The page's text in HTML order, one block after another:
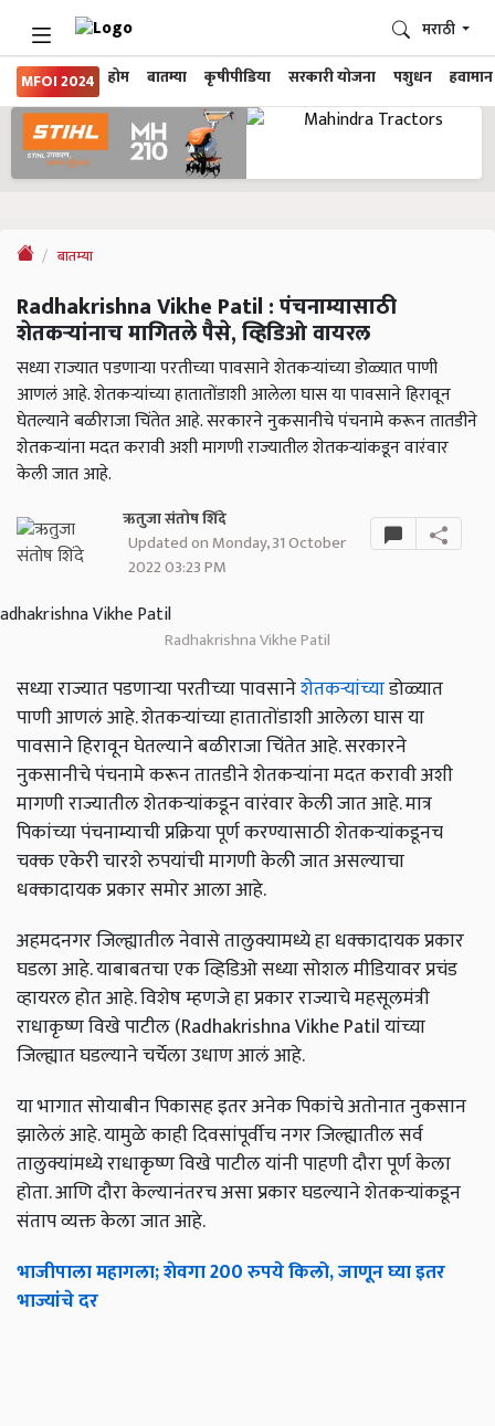
MFOI 2024 होम बातम्या कृषीपीडिया सरकारी योजना पशुधन हवामान
मराठी
बातम्या
Radhakrishna Vikhe Patil : पंचनाम्यासाठी
शेतकऱ्यांनाच मागितले पैसे, व्हिडिओ वायरल
सध्या राज्यात पडणाऱ्या परतीच्या पावसाने शेतकऱ्यांच्या डोळ्यात पाणी
आणलं आहे. शेतकऱ्यांच्या हातातोंडाशी आलेला घास या पावसाने हिरावून
घेतल्याने बळीराजा चिंतेत आहे. सरकारने नुकसानीचे पंचनामे करून तातडीने
शेतकऱ्यांना मदत करावी अशी मागणी राज्यातील शेतकऱ्यांकडून वारंवार
केली जात आहे.
ऋतुजा संतोष शिंदे
Updated on Monday, 31 October
2022 03:23 PM
Radhakrishna Vikhe Patil
सध्या राज्यात पडणाऱ्या परतीच्या पावसानेशेतकऱ्यांच्याडोळ्यात
पाणी आणलं आहे. शेतकऱ्यांच्या हातातोंडाशी आलेला घास या
पावसाने हिरावून घेतल्याने बळीराजा चिंतेत आहे. सरकारने
नुकसानीचे पंचनामे करून तातडीने शेतकऱ्यांना मदत करावी अशी
मागणी राज्यातील शेतकऱ्यांकडून वारंवार केली जात आहे. मात्र
पिकांच्या पंचनाम्याची प्रक्रिया पूर्ण करण्यासाठी शेतकऱ्यांकडूनच
चक्क एकेरी चारशे रुपयांची मागणी केली जात असल्याचा
धक्कादायक प्रकार समोर आला आहे.
अहमदनगर जिल्ह्यातील नेवासे तालुक्यामध्ये हा धक्कादायक प्रकार
घडला आहे. याबाबतचा एक व्हिडिओ सध्या सोशल मीडियावर प्रचंड
व्हायरल होत आहे. विशेष म्हणजे हा प्रकार राज्याचे महसूलमंत्री
राधाकृष्ण विखे पाटील (Radhakrishna Vikhe Patil यांच्या
जिल्ह्यात घडल्याने चर्चेला उधाण आलं आहे.
या भागात सोयाबीन पिकासह इतर अनेक पिकांचे अतोनात नुकसान
झालेलं आहे. यामुळे काही दिवसांपूर्वीच नगर जिल्ह्यातील सर्व
तालुक्यांमध्ये राधाकृष्ण विखे पाटील यांनी पाहणी दौरा पूर्ण केला
होता. आणि दौरा केल्यानंतरच असा प्रकार घडल्याने शेतकऱ्यांकडून
संताप व्यक्त केला जात आहे.
भाजीपाला महागला; शेवगा 200 रुपये किलो, जाणून घ्या इतर
भाज्यांचे दर